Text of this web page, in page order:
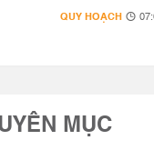
QUY HOẠCH
MỤC